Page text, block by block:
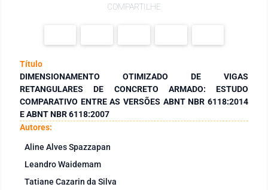
COMPARTILHE
Título
DIMENSIONAMENTO OTIMIZADO DE VIGAS
RETANGULARES DE CONCRETO ARMADO: ESTUDO
COMPARATIVO ENTRE AS VERSÕES ABNT NBR 6118:2014
E ABNT NBR 6118:2007
Autores:
Aline Alves Spazzapan
Leandro Waidemam
Tatiane Cazarin da Silva